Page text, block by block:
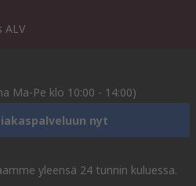
ALV
Ma-Pe klo 10:00 - 14:00)
nyt
yleensä 24 tunnin kuluessa.